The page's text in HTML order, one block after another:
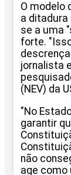
O modelo
a ditadura
se a uma
forte.
jornalista
(NEV) da
"No
garantir
não
age como